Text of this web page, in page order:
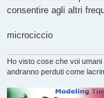
consentire agli altri
microciccio
Ho visto cose che voi
andranno perduti come